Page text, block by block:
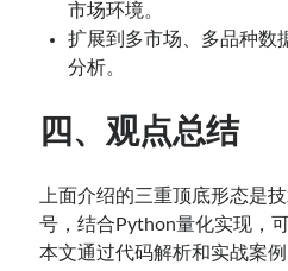
市场环境。
扩展到多市场、多品种数
分析。
四、观点总结
上面介绍的三重顶底形态是
号，结合Python量化实现，
本文通过代码解析和实战案